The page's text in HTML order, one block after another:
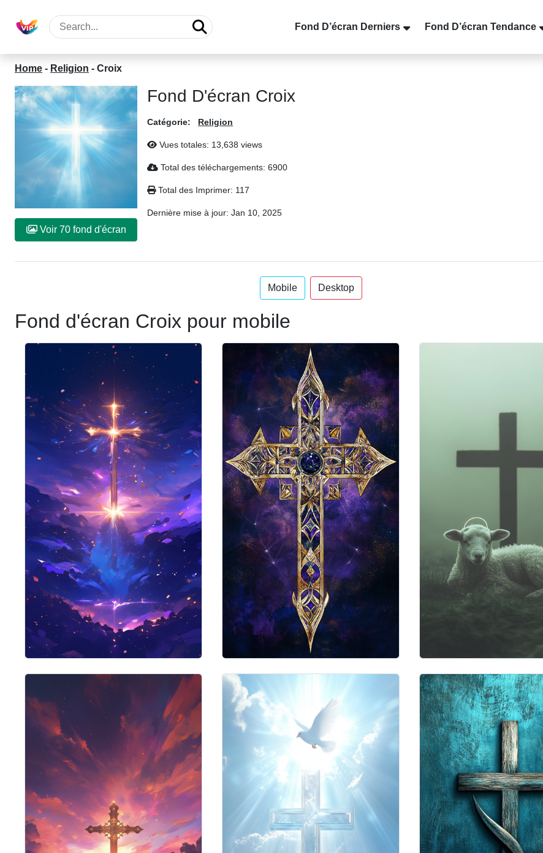
Fond D’écran Derniers Fond D’écran Tendance
Home - Religion - Croix
Voir 70 fond d'écran
Fond D'écran Croix
Catégorie: Religion
Vues totales: 13,638 views
Total des téléchargements: 6900
Total des Imprimer: 117
Dernière mise à jour: Jan 10, 2025
Mobile Desktop
Fond d'écran Croix pour mobile